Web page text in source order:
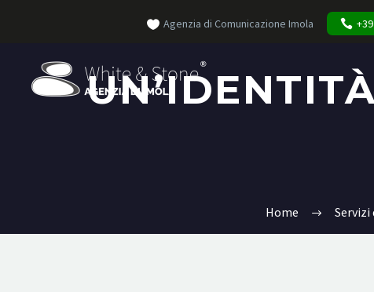
Agenzia di Comunicazione Imola
Home Servizi